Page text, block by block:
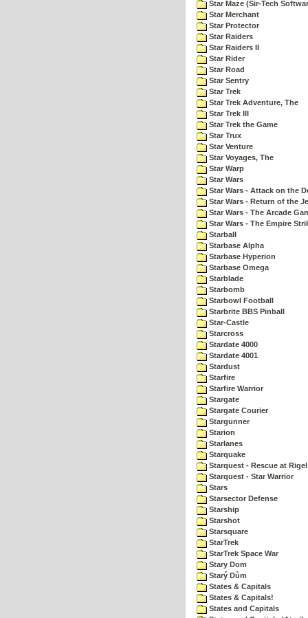
Star Maze (Sir-Tech
Star Merchant
Star Protector
Star Raiders
Star Raiders II
Star Rider
Star Road
Star Sentry
Star Trek
Star Trek Adventure, The
Star Trek III
Star Trek the Game
Star Trux
Star Venture
Star Voyages, The
Star Warp
Star Wars
Star Wars - Attack on the
Star Wars - Return of the
Star Wars - The Arcade
Star Wars - The Empire
Starball
Starbase Alpha
Starbase Hyperion
Starbase Omega
Starblade
Starbomb
Starbowl Football
Starbrite BBS Pinball
Star-Castle
Starcross
Stardate 4000
Stardate 4001
Stardust
Starfire
Starfire Warrior
Stargate
Stargate Courier
Stargunner
Starion
Starlanes
Starquake
Starquest - Rescue at Rigel
Starquest - Star Warrior
Stars
Starsector Defense
Starship
Starshot
Starsquare
StarTrek
StarTrek Space War
Stary Dom
Starý Dům
States & Capitals
States & Capitals!
States and Capitals